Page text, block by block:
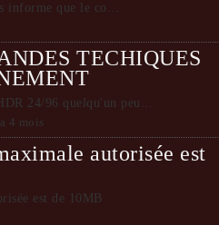
informe que le co...
TECHIQUES
24/96 quelqu'un peu...
4 mois
autorisée est
est de 10MB